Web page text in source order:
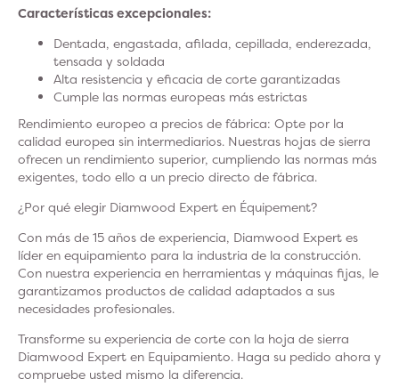
Características excepcionales:
Dentada, engastada, afilada, cepillada, enderezada,
tensada y soldada
Alta resistencia y eficacia de corte garantizadas
Cumple las normas europeas más estrictas
Rendimiento europeo a precios de fábrica: Opte por la
calidad europea sin intermediarios. Nuestras hojas de sierra
ofrecen un rendimiento superior, cumpliendo las normas más
exigentes, todo ello a un precio directo de fábrica.
¿Por qué elegir Diamwood Expert en Équipement?
Con más de 15 años de experiencia, Diamwood Expert es
líder en equipamiento para la industria de la construcción.
Con nuestra experiencia en herramientas y máquinas fijas, le
garantizamos productos de calidad adaptados a sus
necesidades profesionales.
Transforme su experiencia de corte con la hoja de sierra
Diamwood Expert en Equipamiento. Haga su pedido ahora y
compruebe usted mismo la diferencia.